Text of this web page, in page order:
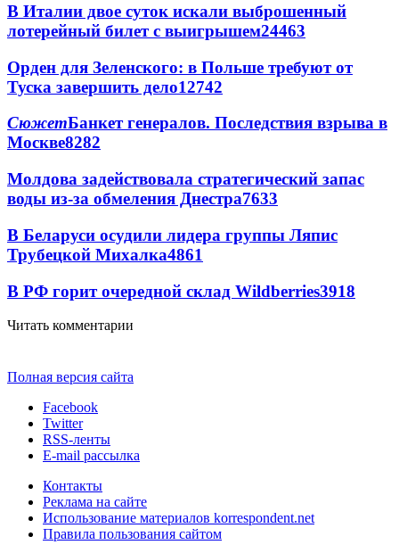
В Италии двое суток искали выброшенный
лотерейный билет с выигрышем24463
Орден для Зеленского: в Польше требуют от
Туска завершить дело12742
СюжетБанкет генералов. Последствия взрыва в
Москве8282
Молдова задействовала стратегический запас
воды из-за обмеления Днестра7633
В Беларуси осудили лидера группы Ляпис
Трубецкой Михалка4861
В РФ горит очередной склад Wildberries3918
Читать комментарии
Полная версия сайта
Facebook
Twitter
RSS-ленты
E-mail рассылка
Контакты
Реклама на сайте
Использование материалов korrespondent.net
Правила пользования сайтом